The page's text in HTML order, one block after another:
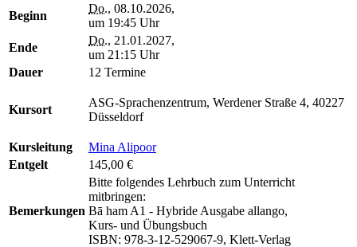
Beginn
Do., 08.10.2026,
um 19:45 Uhr
Ende
Do., 21.01.2027,
um 21:15 Uhr
Dauer
12 Termine
Kursort
ASG-Sprachenzentrum, Werdener Straße 4, 40227
Düsseldorf
Kursleitung
Mina Alipoor
Entgelt
145,00 €
Bemerkungen
Bitte folgendes Lehrbuch zum Unterricht
mitbringen:
Bā ham A1 - Hybride Ausgabe allango,
Kurs- und Übungsbuch
ISBN: 978-3-12-529067-9, Klett-Verlag